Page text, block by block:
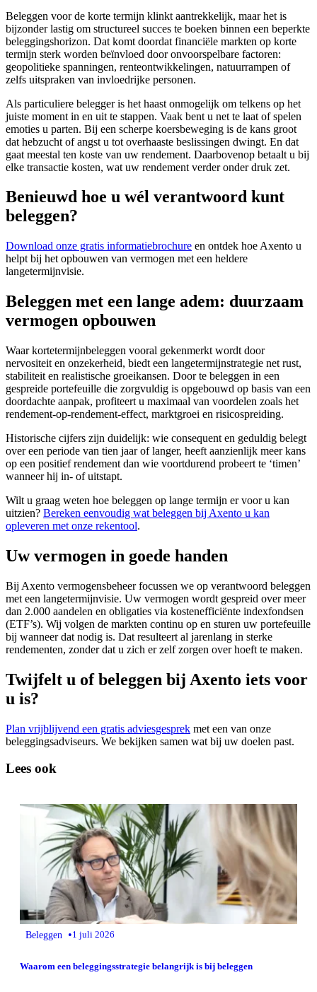
Beleggen voor de korte termijn klinkt aantrekkelijk, maar het is
bijzonder lastig om structureel succes te boeken binnen een beperkte
beleggingshorizon. Dat komt doordat financiële markten op korte
termijn sterk worden beïnvloed door onvoorspelbare factoren:
geopolitieke spanningen, renteontwikkelingen, natuurrampen of
zelfs uitspraken van invloedrijke personen.
Als particuliere belegger is het haast onmogelijk om telkens op het
juiste moment in en uit te stappen. Vaak bent u net te laat of spelen
emoties u parten. Bij een scherpe koersbeweging is de kans groot
dat hebzucht of angst u tot overhaaste beslissingen dwingt. En dat
gaat meestal ten koste van uw rendement. Daarbovenop betaalt u bij
elke transactie kosten, wat uw rendement verder onder druk zet.
Benieuwd hoe u wél verantwoord kunt
beleggen?
Download onze gratis informatiebrochure en ontdek hoe Axento u
helpt bij het opbouwen van vermogen met een heldere
langetermijnvisie.
Beleggen met een lange adem: duurzaam
vermogen opbouwen
Waar kortetermijnbeleggen vooral gekenmerkt wordt door
nervositeit en onzekerheid, biedt een langetermijnstrategie net rust,
stabiliteit en realistische groeikansen. Door te beleggen in een
gespreide portefeuille die zorgvuldig is opgebouwd op basis van een
doordachte aanpak, profiteert u maximaal van voordelen zoals het
rendement-op-rendement-effect, marktgroei en risicospreiding.
Historische cijfers zijn duidelijk: wie consequent en geduldig belegt
over een periode van tien jaar of langer, heeft aanzienlijk meer kans
op een positief rendement dan wie voortdurend probeert te ‘timen’
wanneer hij in- of uitstapt.
Wilt u graag weten hoe beleggen op lange termijn er voor u kan
uitzien? Bereken eenvoudig wat beleggen bij Axento u kan
opleveren met onze rekentool.
Uw vermogen in goede handen
Bij Axento vermogensbeheer focussen we op verantwoord beleggen
met een langetermijnvisie. Uw vermogen wordt gespreid over meer
dan 2.000 aandelen en obligaties via kostenefficiënte indexfondsen
(ETF’s). Wij volgen de markten continu op en sturen uw portefeuille
bij wanneer dat nodig is. Dat resulteert al jarenlang in sterke
rendementen, zonder dat u zich er zelf zorgen over hoeft te maken.
Twijfelt u of beleggen bij Axento iets voor
u is?
Plan vrijblijvend een gratis adviesgesprek met een van onze
beleggingsadviseurs. We bekijken samen wat bij uw doelen past.
Lees ook
Beleggen •1 juli 2026
Waarom een beleggingsstrategie belangrijk is bij beleggen